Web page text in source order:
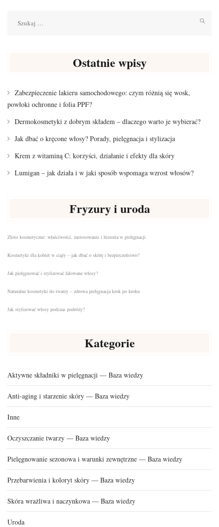
Ostatnie wpisy
Zabezpieczenie lakieru samochodowego: czym różnią się wosk,
powłoki ochronne i folia PPF?
Dermokosmetyki z dobrym składem – dlaczego warto je wybierać?
Jak dbać o kręcone włosy? Porady, pielęgnacja i stylizacja
Krem z witaminą C: korzyści, działanie i efekty dla skóry
Lumigan – jak działa i w jaki sposób wspomaga wzrost włosów?
Fryzury i uroda
Złoto kosmetyczne: właściwości, zastosowanie i historia w pielęgnacji
Kosmetyki dla kobiet w ciąży – jak dbać o skórę i bezpieczeństwo?
Jak pielęgnować i stylizować falowane włosy?
Naturalne kosmetyki do twarzy – zdrowa pielęgnacja krok po kroku
Jak stylizować włosy podczas podróży?
Kategorie
Aktywne składniki w pielęgnacji — Baza wiedzy
Anti-aging i starzenie skóry — Baza wiedzy
Inne
Oczyszczanie twarzy — Baza wiedzy
Pielęgnowanie sezonowa i warunki zewnętrzne — Baza wiedzy
Przebarwienia i koloryt skóry — Baza wiedzy
Skóra wrażliwa i naczynkowa — Baza wiedzy
Uroda